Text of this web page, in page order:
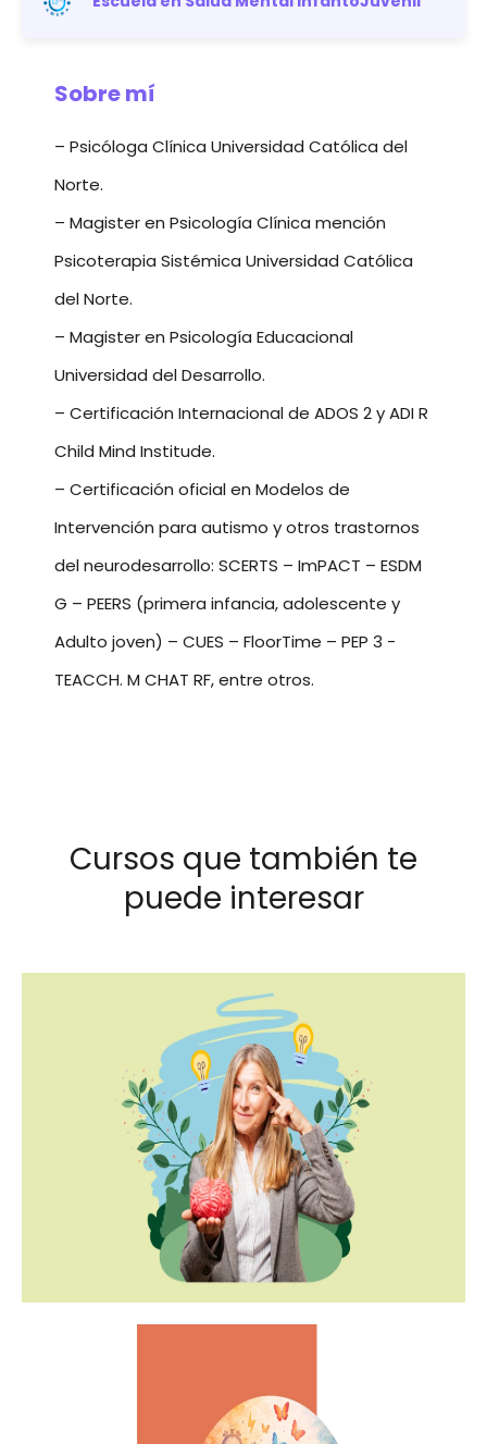
Sobre mí
– Psicóloga Clínica Universidad Católica del
Norte.
– Magister en Psicología Clínica mención
Psicoterapia Sistémica Universidad Católica
del Norte.
– Magister en Psicología Educacional
Universidad del Desarrollo.
– Certificación Internacional de ADOS 2 y ADI R
Child Mind Institude.
– Certificación oficial en Modelos de
Intervención para autismo y otros trastornos
del neurodesarrollo: SCERTS – ImPACT – ESDM
G – PEERS (primera infancia, adolescente y
Adulto joven) – CUES – FloorTime – PEP 3 -
TEACCH. M CHAT RF, entre otros.
Cursos que también te
puede interesar